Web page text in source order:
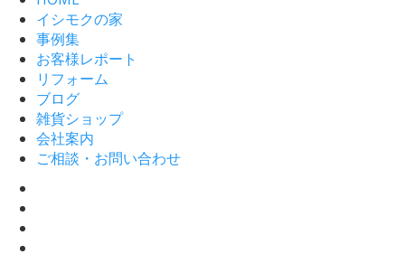
イシモクの家
事例集
お客様レポート
リフォーム
ブログ
雑貨ショップ
会社案内
ご相談・お問い合わせ